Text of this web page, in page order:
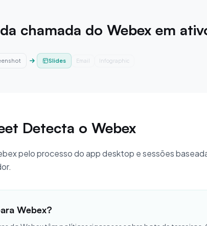
chamada do Webex em
Slides Infographic Summary
Detecta o Webex
pelo processo do app desktop e sessões
Webex?